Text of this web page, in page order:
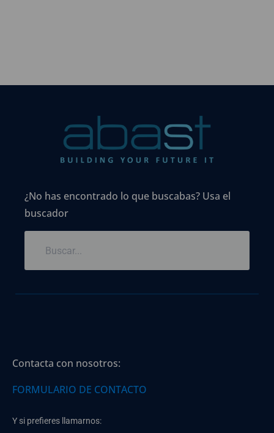
¿No has encontrado lo que buscabas? Usa el
buscador
Contacta con nosotros:
FORMULARIO DE CONTACTO
Y si prefieres llamarnos: